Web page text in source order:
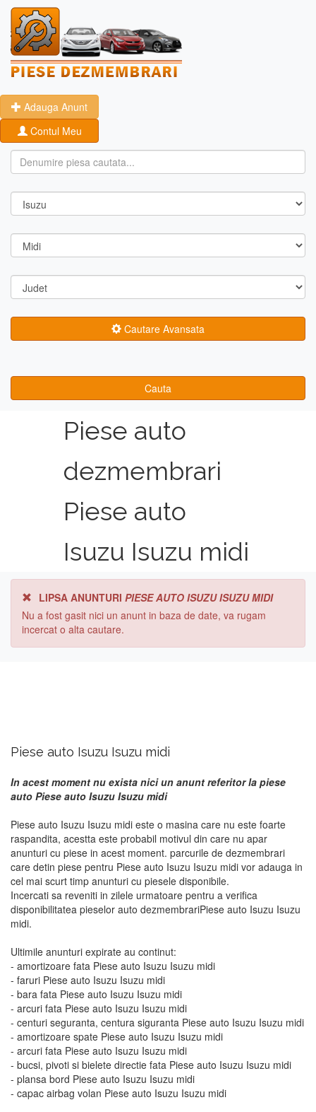
Adauga Anunt
Contul Meu
Cautare Avansata
Cauta
Piese auto
dezmembrari
Piese auto
Isuzu Isuzu midi
LIPSA ANUNTURI PIESE AUTO ISUZU ISUZU MIDI
Nu a fost gasit nici un anunt in baza de date, va rugam
incercat o alta cautare.
Piese auto Isuzu Isuzu midi
In acest moment nu exista nici un anunt referitor la piese
auto Piese auto Isuzu Isuzu midi
Piese auto Isuzu Isuzu midi este o masina care nu este foarte
raspandita, acestta este probabil motivul din care nu apar
anunturi cu piese in acest moment. parcurile de dezmembrari
care detin piese pentru Piese auto Isuzu Isuzu midi vor adauga in
cel mai scurt timp anunturi cu piesele disponibile.
Incercati sa reveniti in zilele urmatoare pentru a verifica
disponibilitatea pieselor auto dezmembrariPiese auto Isuzu Isuzu
midi.
Ultimile anunturi expirate au continut:
- amortizoare fata Piese auto Isuzu Isuzu midi
- faruri Piese auto Isuzu Isuzu midi
- bara fata Piese auto Isuzu Isuzu midi
- arcuri fata Piese auto Isuzu Isuzu midi
- centuri seguranta, centura siguranta Piese auto Isuzu Isuzu midi
- amortizoare spate Piese auto Isuzu Isuzu midi
- arcuri fata Piese auto Isuzu Isuzu midi
- bucsi, pivoti si bielete directie fata Piese auto Isuzu Isuzu midi
- plansa bord Piese auto Isuzu Isuzu midi
- capac airbag volan Piese auto Isuzu Isuzu midi